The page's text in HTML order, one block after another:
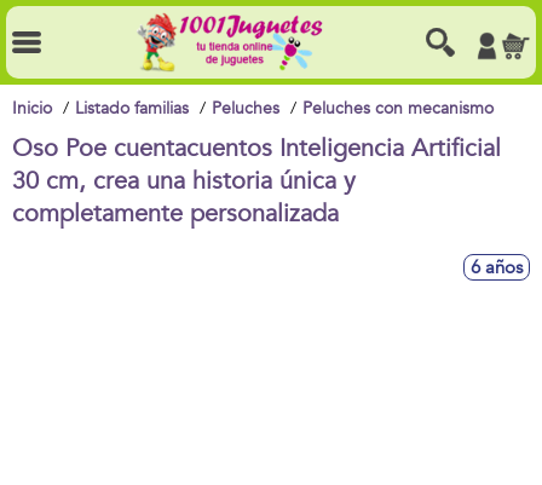
Inicio Listado familias Peluches Peluches con mecanismo
Oso Poe cuentacuentos Inteligencia Artificial
30 cm, crea una historia única y
completamente personalizada
6 años